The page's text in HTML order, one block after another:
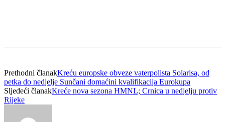
Prethodni članakKreću europske obveze vaterpolista Solarisa, od
petka do nedjelje Sunčani domaćini kvalifikacija Eurokupa
Sljedeći članakKreće nova sezona HMNL; Crnica u nedjelju protiv
Rijeke